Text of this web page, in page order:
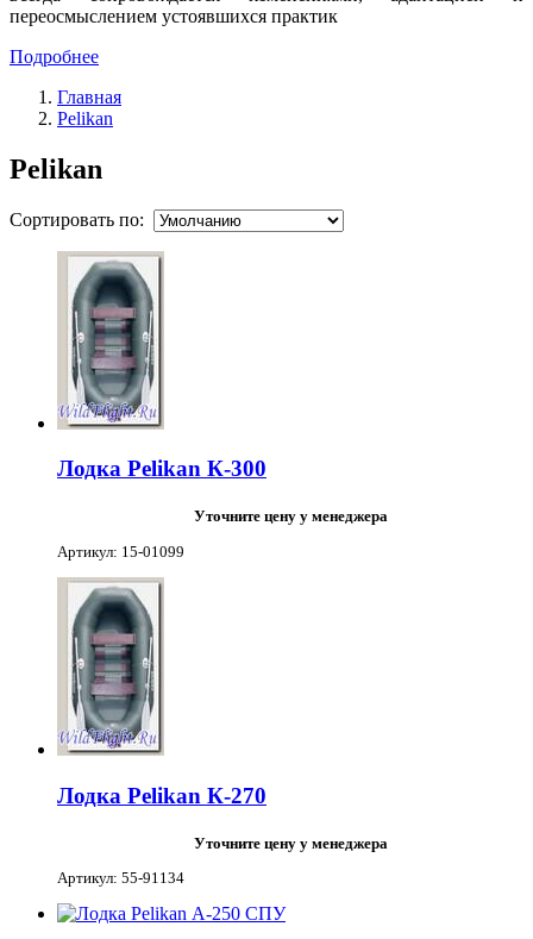
переосмыслением устоявшихся практик
Подробнее
Главная
Pelikan
Pelikan
Сортировать по:
Лодка Pelikan К-300
Уточните цену у менеджера
Артикул: 15-01099
Лодка Pelikan К-270
Уточните цену у менеджера
Артикул: 55-91134